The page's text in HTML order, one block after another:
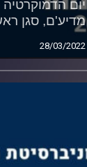
יום
מדיע'ם, סגן
28/03/2022